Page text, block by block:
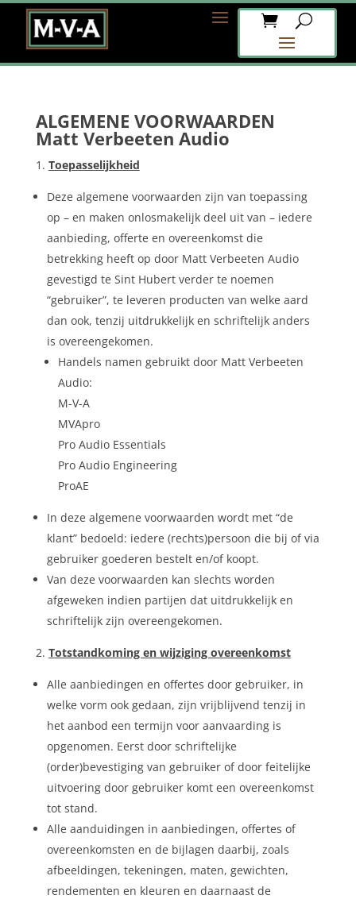
ALGEMENE VOORWAARDEN
Matt Verbeeten Audio
Toepasselijkheid
Deze algemene voorwaarden zijn van toepassing
op – en maken onlosmakelijk deel uit van – iedere
aanbieding, offerte en overeenkomst die
betrekking heeft op door Matt Verbeeten Audio
gevestigd te Sint Hubert verder te noemen
“gebruiker”, te leveren producten van welke aard
dan ook, tenzij uitdrukkelijk en schriftelijk anders
is overeengekomen.
Handels namen gebruikt door Matt Verbeeten
Audio:
M-V-A
MVApro
Pro Audio Essentials
Pro Audio Engineering
ProAE
In deze algemene voorwaarden wordt met “de
klant” bedoeld: iedere (rechts)persoon die bij of via
gebruiker goederen bestelt en/of koopt.
Van deze voorwaarden kan slechts worden
afgeweken indien partijen dat uitdrukkelijk en
schriftelijk zijn overeengekomen.
Totstandkoming en wijziging overeenkomst
Alle aanbiedingen en offertes door gebruiker, in
welke vorm ook gedaan, zijn vrijblijvend tenzij in
het aanbod een termijn voor aanvaarding is
opgenomen. Eerst door schriftelijke
(order)bevestiging van gebruiker of door feitelijke
uitvoering door gebruiker komt een overeenkomst
tot stand.
Alle aanduidingen in aanbiedingen, offertes of
overeenkomsten en de bijlagen daarbij, zoals
afbeeldingen, tekeningen, maten, gewichten,
rendementen en kleuren en daarnaast de